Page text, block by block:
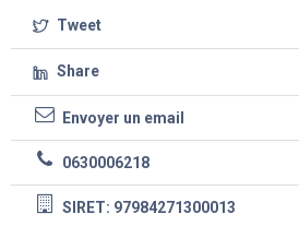
Tweet
Share
Envoyer un email
0630006218
SIRET: 97984271300013